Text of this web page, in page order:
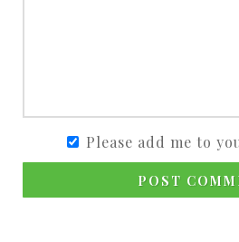
Please add me to
POST